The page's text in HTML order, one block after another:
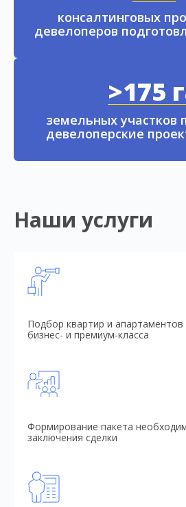
консалтинговых
девелоперов
>175
земельных участков
девелоперские
Наши услуги
Подбор квартир и апартаментов
бизнес- и премиум-класса
Формирование пакета
заключения сделки